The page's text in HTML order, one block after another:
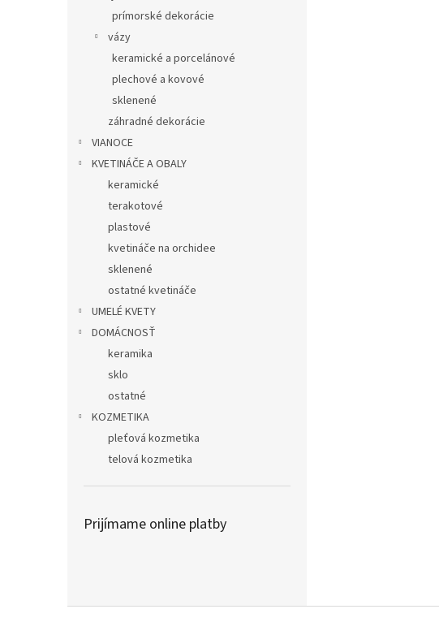
prímorské dekorácie
vázy
keramické a porcelánové
plechové a kovové
sklenené
záhradné dekorácie
VIANOCE
KVETINÁČE A OBALY
keramické
terakotové
plastové
kvetináče na orchidee
sklenené
ostatné kvetináče
UMELÉ KVETY
DOMÁCNOSŤ
keramika
sklo
ostatné
KOZMETIKA
pleťová kozmetika
telová kozmetika
Prijímame online platby